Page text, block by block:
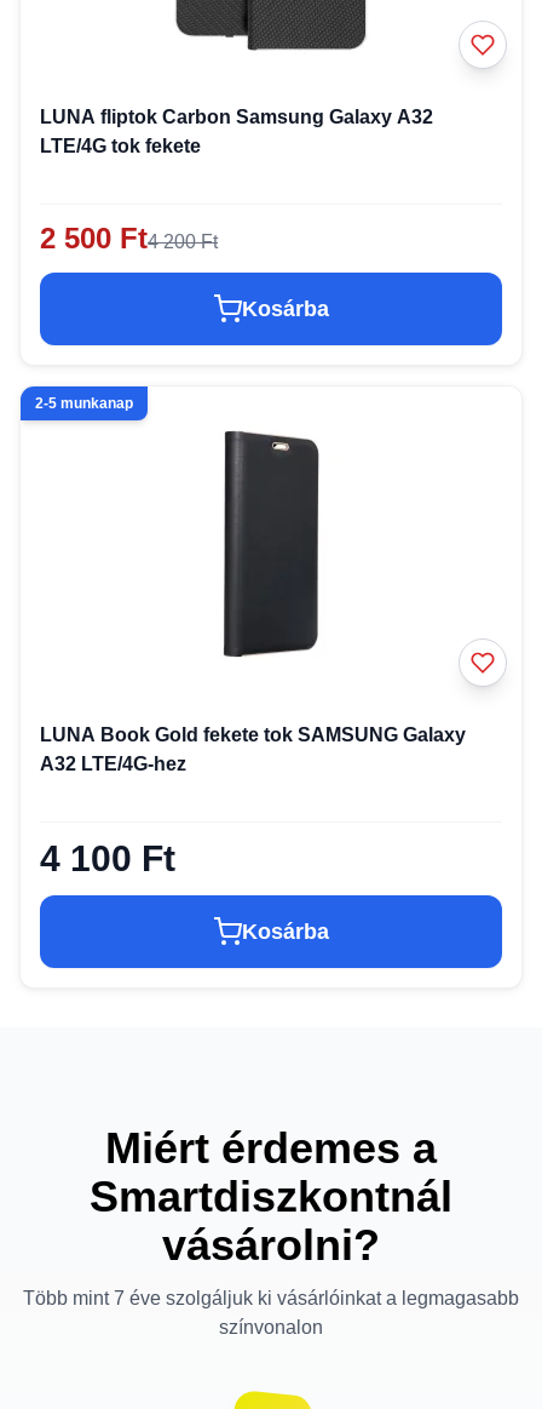
LUNA fliptok Carbon Samsung Galaxy A32
LTE/4G tok fekete
2 500 Ft4 200 Ft
Kosárba
2-5 munkanap
LUNA Book Gold fekete tok SAMSUNG Galaxy
A32 LTE/4G-hez
4 100 Ft
Kosárba
Miért érdemes a
Smartdiszkontnál
vásárolni?
Több mint 7 éve szolgáljuk ki vásárlóinkat a legmagasabb
színvonalon